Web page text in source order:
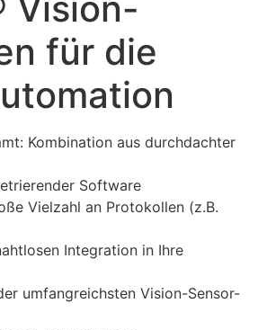
Vision-
für die
Kombination aus durchdachter
Software
Vielzahl an Protokollen (z.B.
umfangreichsten Vision-Sensor-